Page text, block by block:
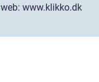
web:www.klikko.dk